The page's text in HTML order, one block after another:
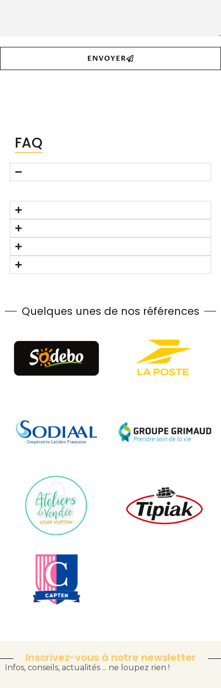
ENVOYER
FAQ
Quelques unes de nos références
Inscrivez-vous à notre newsletter
Infos, conseils, actualités ... ne loupez rien !